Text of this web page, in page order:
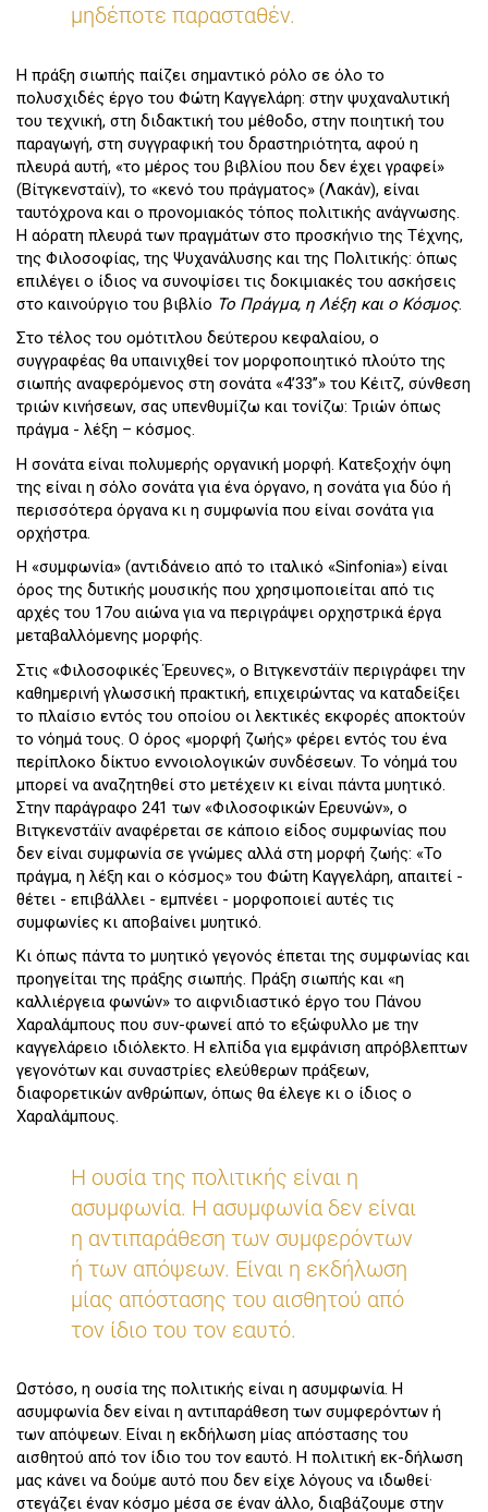
μηδέποτε παρασταθέν.
Η πράξη σιωπής παίζει σημαντικό ρόλο σε όλο το
πολυσχιδές έργο του Φώτη Καγγελάρη: στην ψυχαναλυτική
του τεχνική, στη διδακτική του μέθοδο, στην ποιητική του
παραγωγή, στη συγγραφική του δραστηριότητα, αφού η
πλευρά αυτή, «το μέρος του βιβλίου που δεν έχει γραφεί»
(Βίτγκενσταϊν), το «κενό του πράγματος» (Λακάν), είναι
ταυτόχρονα και ο προνομιακός τόπος πολιτικής ανάγνωσης.
Η αόρατη πλευρά των πραγμάτων στο προσκήνιο της Τέχνης,
της Φιλοσοφίας, της Ψυχανάλυσης και της Πολιτικής: όπως
επιλέγει ο ίδιος να συνοψίσει τις δοκιμιακές του ασκήσεις
στο καινούργιο του βιβλίο Το Πράγμα, η Λέξη και ο Κόσμος.
Στο τέλος του ομότιτλου δεύτερου κεφαλαίου, ο
συγγραφέας θα υπαινιχθεί τον μορφοποιητικό πλούτο της
σιωπής αναφερόμενος στη σονάτα «4’33’’» του Κέιτζ, σύνθεση
τριών κινήσεων, σας υπενθυμίζω και τονίζω: Τριών όπως
πράγμα - λέξη – κόσμος.
Η σονάτα είναι πολυμερής οργανική μορφή. Κατεξοχήν όψη
της είναι η σόλο σονάτα για ένα όργανο, η σονάτα για δύο ή
περισσότερα όργανα κι η συμφωνία που είναι σονάτα για
ορχήστρα.
H «συμφωνία» (αντιδάνειο από το ιταλικό «Sinfonia») είναι
όρος της δυτικής μουσικής που χρησιμοποιείται από τις
αρχές του 17ου αιώνα για να περιγράψει ορχηστρικά έργα
μεταβαλλόμενης μορφής.
Στις «Φιλοσοφικές Έρευνες», ο Βιτγκενστάϊν περιγράφει την
καθημερινή γλωσσική πρακτική, επιχειρώντας να καταδείξει
το πλαίσιο εντός του οποίου οι λεκτικές εκφορές αποκτούν
το νόημά τους. Ο όρος «μορφή ζωής» φέρει εντός του ένα
περίπλοκο δίκτυο εννοιολογικών συνδέσεων. Το νόημά του
μπορεί να αναζητηθεί στο μετέχειν κι είναι πάντα μυητικό.
Στην παράγραφο 241 των «Φιλοσοφικών Ερευνών», ο
Βιτγκενστάϊν αναφέρεται σε κάποιο είδος συμφωνίας που
δεν είναι συμφωνία σε γνώμες αλλά στη μορφή ζωής: «Το
πράγμα, η λέξη και ο κόσμος» του Φώτη Καγγελάρη, απαιτεί -
θέτει - επιβάλλει - εμπνέει - μορφοποιεί αυτές τις
συμφωνίες κι αποβαίνει μυητικό.
Κι όπως πάντα το μυητικό γεγονός έπεται της συμφωνίας και
προηγείται της πράξης σιωπής. Πράξη σιωπής και «η
καλλιέργεια φωνών» το αιφνιδιαστικό έργο του Πάνου
Χαραλάμπους που συν-φωνεί από το εξώφυλλο με την
καγγελάρειο ιδιόλεκτο. Η ελπίδα για εμφάνιση απρόβλεπτων
γεγονότων και συναστρίες ελεύθερων πράξεων,
διαφορετικών ανθρώπων, όπως θα έλεγε κι ο ίδιος ο
Χαραλάμπους.
Η ουσία της πολιτικής είναι η
ασυμφωνία. Η ασυμφωνία δεν είναι
η αντιπαράθεση των συμφερόντων
ή των απόψεων. Είναι η εκδήλωση
μίας απόστασης του αισθητού από
τον ίδιο του τον εαυτό.
Ωστόσο, η ουσία της πολιτικής είναι η ασυμφωνία. Η
ασυμφωνία δεν είναι η αντιπαράθεση των συμφερόντων ή
των απόψεων. Είναι η εκδήλωση μίας απόστασης του
αισθητού από τον ίδιο του τον εαυτό. Η πολιτική εκ-δήλωση
μας κάνει να δούμε αυτό που δεν είχε λόγους να ιδωθεί·
στεγάζει έναν κόσμο μέσα σε έναν άλλο, διαβάζουμε στην